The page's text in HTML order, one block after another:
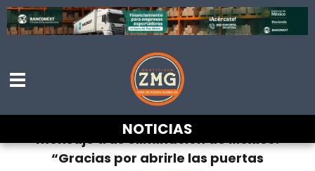
NOTICIAS
Mamá de Quiñones dedica emotivo
mensaje tras eliminación de México:
“Gracias por abrirle las puertas